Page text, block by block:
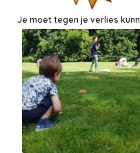
Je moet tegen je verlies